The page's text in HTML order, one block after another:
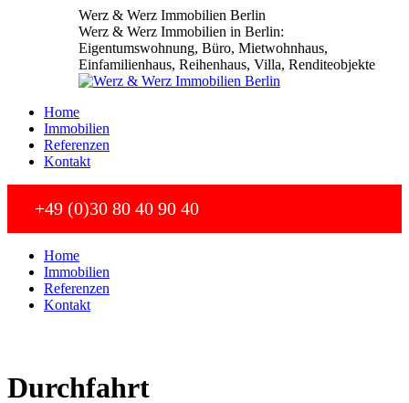
Werz & Werz Immobilien Berlin
Werz & Werz Immobilien in Berlin:
Eigentumswohnung, Büro, Mietwohnhaus,
Einfamilienhaus, Reihenhaus, Villa, Renditeobjekte
Home
Immobilien
Referenzen
Kontakt
+49 (0)30 80 40 90 40
Home
Immobilien
Referenzen
Kontakt
Durchfahrt